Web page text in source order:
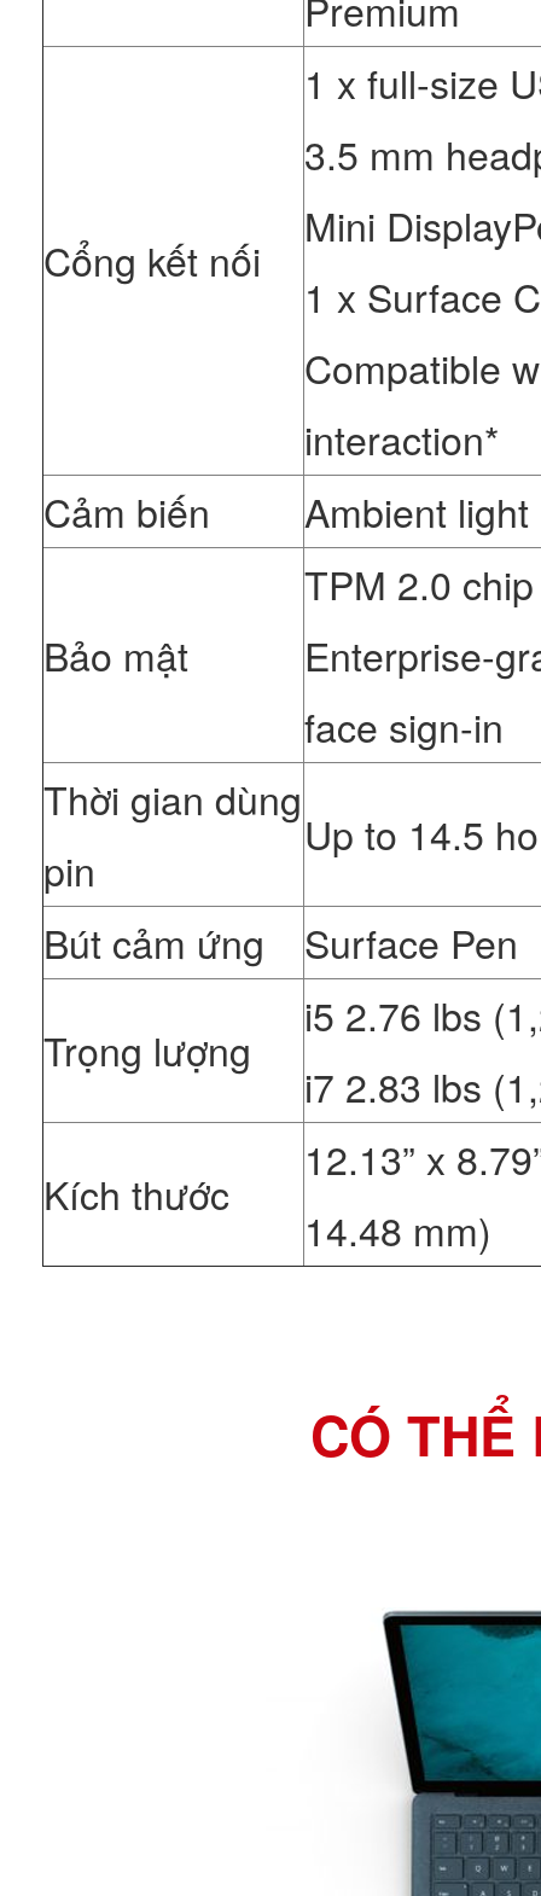
Cổng kết nối
1 x full-size
3.5 mm
Mini
1 x Surface
Compatible
interaction*
Cảm biến
Ambient
Bảo mật
TPM 2.0
Enterprise-
face sign-in
Thời gian dùng
pin
Up to 14.5
Bút cảm ứng
Surface Pen
Trọng lượng
i5 2.76 lbs
i7 2.83 lbs
Kích thước
12.13” x
14.48 mm)
CÓ THỂ